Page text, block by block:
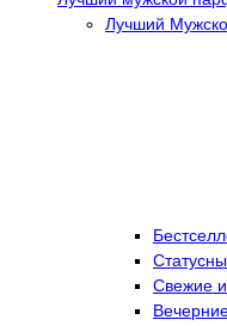
Лучший
Свежие